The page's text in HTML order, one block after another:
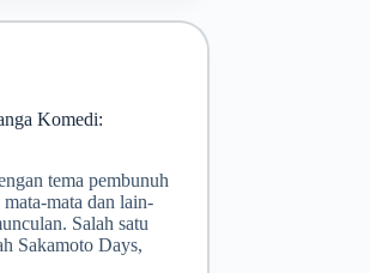
Komedi:
tema pembunuh
mata dan lain-
Salah satu
Sakamoto Days,